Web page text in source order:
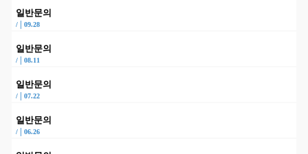
일반문의
/ 09.28
일반문의
/ 08.11
일반문의
/ 07.22
일반문의
/ 06.26